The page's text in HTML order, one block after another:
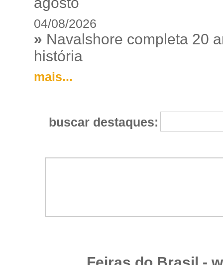
04/08/2026
» Navalshore completa 20
história
mais...
buscar destaques: